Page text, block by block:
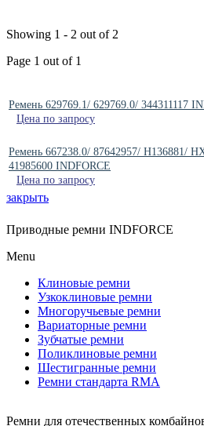
Showing 1 - 2 out of 2
Page 1 out of 1
Ремень 629769.1/ 629769.0/ 344311117
Цена по запросу
Ремень 667238.0/ 87642957/ H136881/
41985600 INDFORCE
Цена по запросу
закрыть
Приводные ремни INDFORCE
Menu
Клиновые ремни
Узкоклиновые ремни
Многоручьевые ремни
Вариаторные ремни
Зубчатые ремни
Поликлиновые ремни
Шестигранные ремни
Ремни стандарта RMA
Ремни для отечественных